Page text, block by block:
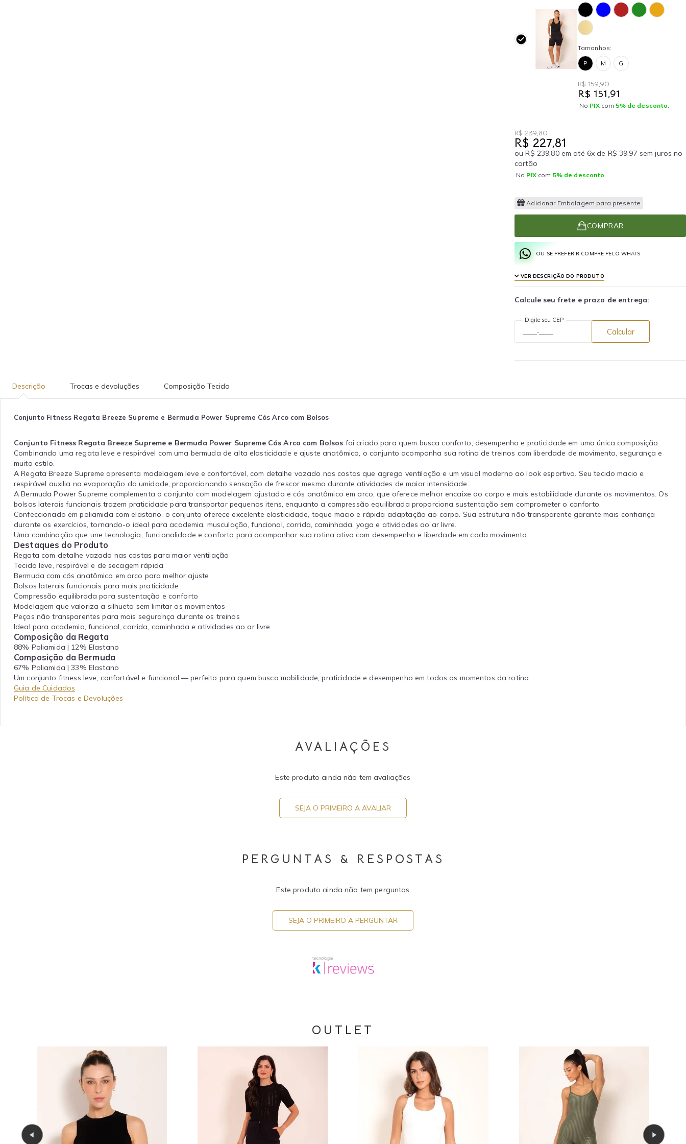
Tamanhos:
P
M G
R$ 159,90
R$ 151,91
No PIXcom 5% de desconto.
R$ 239,80
R$ 227,81
ou R$ 239,80 em até 6x de R$ 39,97 sem juros no
cartão
No PIXcom 5% de desconto .
Adicionar Embalagem para presente
COMPRAR
OU SE PREFERIR COMPRE PELO WHATS
VER DESCRIÇÃO DO PRODUTO
Calcule seu frete e prazo de entrega:
Digite seu CEP
Calcular
Descrição Trocas e devoluções Composição Tecido
Conjunto Fitness Regata Breeze Supreme e Bermuda Power Supreme Cós Arco com Bolsos
Conjunto Fitness Regata Breeze Supreme e Bermuda Power Supreme Cós Arco com Bolsos foi criado para quem busca conforto, desempenho e praticidade em uma única composição.
Combinando uma regata leve e respirável com uma bermuda de alta elasticidade e ajuste anatômico, o conjunto acompanha sua rotina de treinos com liberdade de movimento, segurança e
muito estilo.
A Regata Breeze Supreme apresenta modelagem leve e confortável, com detalhe vazado nas costas que agrega ventilação e um visual moderno ao look esportivo. Seu tecido macio e
respirável auxilia na evaporação da umidade, proporcionando sensação de frescor mesmo durante atividades de maior intensidade.
A Bermuda Power Supreme complementa o conjunto com modelagem ajustada e cós anatômico em arco, que oferece melhor encaixe ao corpo e mais estabilidade durante os movimentos. Os
bolsos laterais funcionais trazem praticidade para transportar pequenos itens, enquanto a compressão equilibrada proporciona sustentação sem comprometer o conforto.
Confeccionado em poliamida com elastano, o conjunto oferece excelente elasticidade, toque macio e rápida adaptação ao corpo. Sua estrutura não transparente garante mais confiança
durante os exercícios, tornando-o ideal para academia, musculação, funcional, corrida, caminhada, yoga e atividades ao ar livre.
Uma combinação que une tecnologia, funcionalidade e conforto para acompanhar sua rotina ativa com desempenho e liberdade em cada movimento.
Destaques do Produto
Regata com detalhe vazado nas costas para maior ventilação
Tecido leve, respirável e de secagem rápida
Bermuda com cós anatômico em arco para melhor ajuste
Bolsos laterais funcionais para mais praticidade
Compressão equilibrada para sustentação e conforto
Modelagem que valoriza a silhueta sem limitar os movimentos
Peças não transparentes para mais segurança durante os treinos
Ideal para academia, funcional, corrida, caminhada e atividades ao ar livre
Composição da Regata
88% Poliamida | 12% Elastano
Composição da Bermuda
67% Poliamida | 33% Elastano
Um conjunto fitness leve, confortável e funcional — perfeito para quem busca mobilidade, praticidade e desempenho em todos os momentos da rotina.
Guia de Cuidados
Política de Trocas e Devoluções
AVALIAÇÕES
Este produto ainda não tem avaliações
SEJA O PRIMEIRO A AVALIAR
PERGUNTAS & RESPOSTAS
Este produto ainda não tem perguntas
SEJA O PRIMEIRO A PERGUNTAR
OUTLET